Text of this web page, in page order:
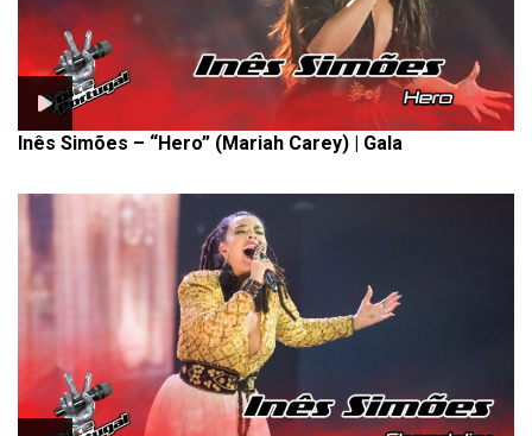
Inês Simões – “Hero” (Mariah Carey) | Gala